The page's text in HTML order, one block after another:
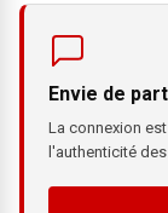
Envie de
La connexion
l'authenticité